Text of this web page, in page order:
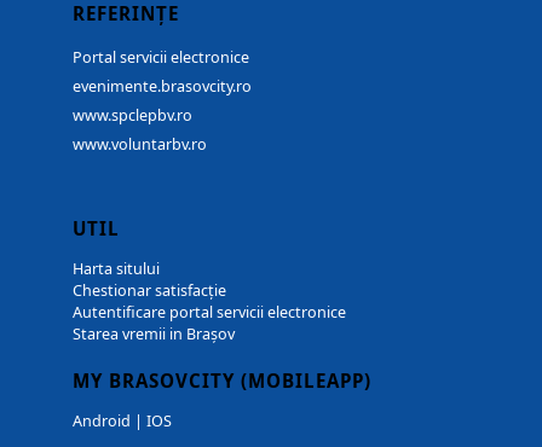
REFERINȚE
Portal servicii electronice
evenimente.brasovcity.ro
www.spclepbv.ro
www.voluntarbv.ro
UTIL
Harta sitului
Chestionar satisfacție
Autentificare portal servicii electronice
Starea vremii in Brașov
MY BRASOVCITY (MOBILEAPP)
Android | IOS